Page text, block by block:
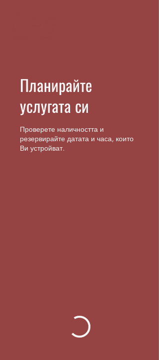
Планирайте
услугата си
Проверете наличността и
резервирайте датата и часа, които
Ви устройват.